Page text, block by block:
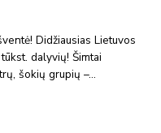
Didžiausias Lietuvos
dalyvių! Šimtai
šokių grupių –…